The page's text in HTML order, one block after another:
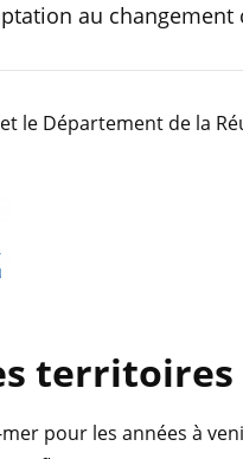
au changement
le Département de la
pour les années à